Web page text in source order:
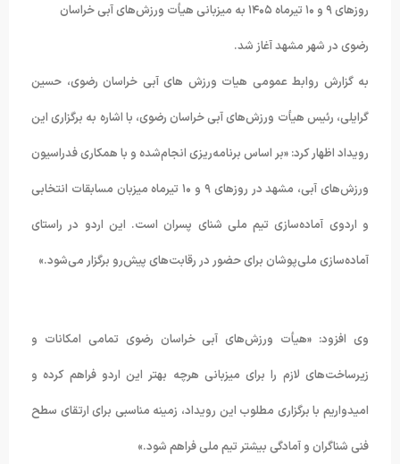
روزهای ۹ و ۱۰ تیرماه ۱۴۰۵ به میزبانی هیأت ورزش‌های آبی خراسان
رضوی در شهر مشهد آغاز شد.
به گزارش روابط عمومی هیات ورزش های آبی خراسان رضوی، حسین
گرایلی، رئیس هیأت ورزش‌های آبی خراسان رضوی، با اشاره به برگزاری این
رویداد اظهار کرد: «بر اساس برنامه‌ریزی انجام‌شده و با همکاری فدراسیون
ورزش‌های آبی، مشهد در روزهای ۹ و ۱۰ تیرماه میزبان مسابقات انتخابی
و اردوی آماده‌سازی تیم ملی شنای پسران است. این اردو در راستای
آماده‌سازی ملی‌پوشان برای حضور در رقابت‌های پیش‌رو برگزار می‌شود.»
وی افزود: «هیأت ورزش‌های آبی خراسان رضوی تمامی امکانات و
زیرساخت‌های لازم را برای میزبانی هرچه بهتر این اردو فراهم کرده و
امیدواریم با برگزاری مطلوب این رویداد، زمینه مناسبی برای ارتقای سطح
فنی شناگران و آمادگی بیشتر تیم ملی فراهم شود.»